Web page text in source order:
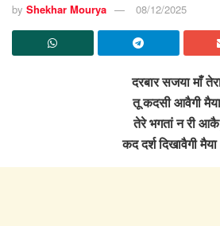
by Shekhar Mourya 08/12/2025
दरबार सजया माँ
तू कदसी आवैगी
तेरे भगतां न री
कद दर्श दिखावैगी